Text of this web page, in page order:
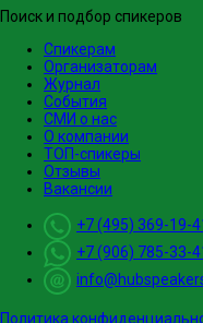
Поиск и подбор спикеров
Спикерам
Организаторам
Журнал
События
СМИ о нас
О компании
ТОП-спикеры
Отзывы
Вакансии
+7 (495) 369-19-
+7 (906) 785-33-
Политика